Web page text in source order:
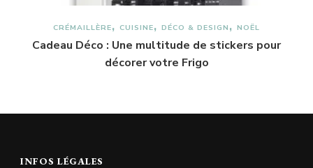
CRÉMAILLÈRE CUISINE DÉCO & DESIGN NOËL
Cadeau Déco : Une multitude de stickers pour
décorer votre Frigo
INFOS LÉGALES